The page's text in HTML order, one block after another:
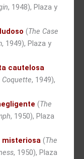
, 1948), Plaza y
(The Case
, 1949), Plaza y
cautelosa
, 1949),
(The
, 1950), Plaza
misteriosa (The
, 1950), Plaza